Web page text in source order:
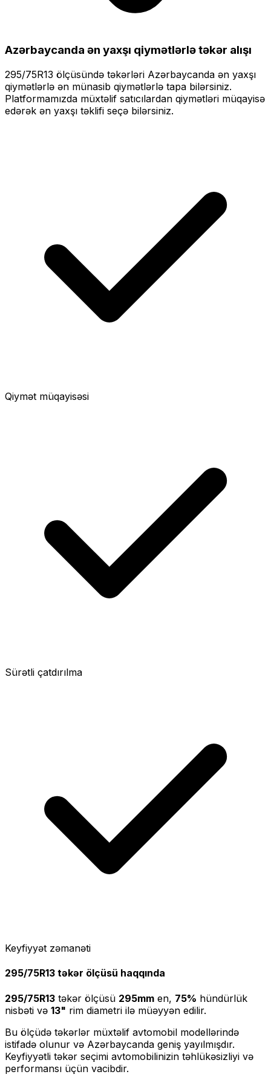
Azərbaycanda ən yaxşı qiymətlərlətəkər alışı
295/75R13 ölçüsündə təkərləri Azərbaycanda ən yaxşı
qiymətlərlə ən münasib qiymətlərlə tapa bilərsiniz.
Platformamızda müxtəlif satıcılardan qiymətləri müqayisə
edərək ən yaxşı təklifi seçə bilərsiniz.
Qiymət müqayisəsi
Sürətli çatdırılma
Keyfiyyət zəmanəti
295/75R13 təkər ölçüsü haqqında
295/75R13 təkər ölçüsü 295mm en, 75% hündürlük
nisbəti və 13" rim diametri ilə müəyyən edilir.
Bu ölçüdə təkərlər müxtəlif avtomobil modellərində
istifadə olunur və Azərbaycanda geniş yayılmışdır.
Keyfiyyətli təkər seçimi avtomobilinizin təhlükəsizliyi və
performansı üçün vacibdir.